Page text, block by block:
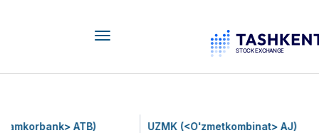
Toggle
ATB) UZMK (<O'zmetkombinat> AJ)